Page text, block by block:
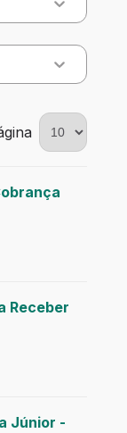
aplicados
Receber
Júnior -